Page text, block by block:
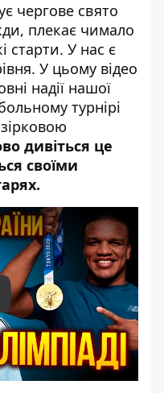
чергове свято
плекає чимало
старти. У нас є
У цьому відео
надії нашої
турнірі
зірковою
дивіться це
своїми